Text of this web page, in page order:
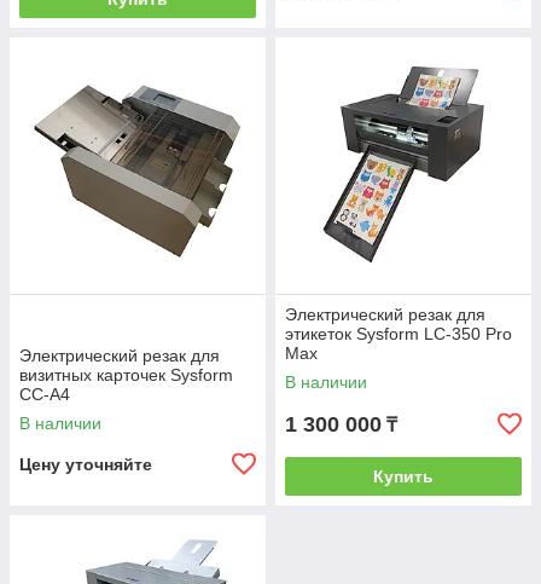
Электрический резак для
визитных карточек Sysform
CC-A4
В наличии
Цену уточняйте
Электрический резак для
этикеток Sysform LC-350 Pro
Max
В наличии
1 300 000 ₸
Купить